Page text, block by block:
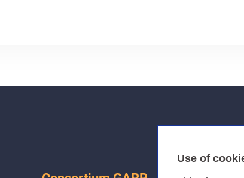
Use of